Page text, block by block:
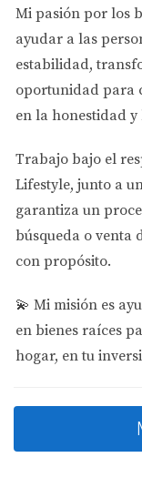
pequeñas.
Downtown
$500,000
condominios
ronda los
más altas
corporativos.
Doral Isles:
unifamiliares
mensuales
inicial es
estable y a
Factores
Precio de
inicial se
Demanda
Mi pasión por los
ayudar a las
estabilidad,
oportunidad para
en la honestidad
Trabajo bajo el
Lifestyle, junto a
garantiza un
búsqueda o venta
con propósito.
💫 Mi misión es
en bienes raíces
hogar, en tu